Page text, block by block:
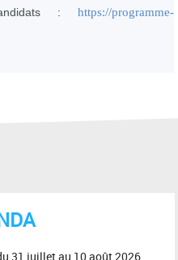
:https://programme-
31 juillet au 10 août 2026